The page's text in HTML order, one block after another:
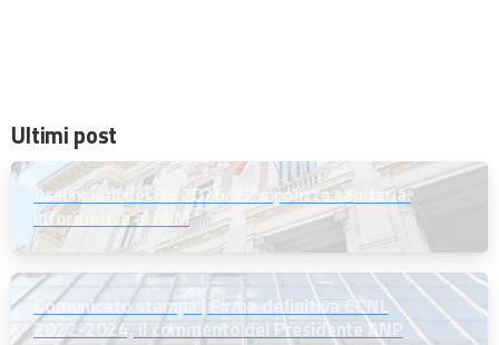
Ultimi post
Assunzioni dei DS 2026/27 e polizza sanitaria:
informativa al MIM
Comunicato stampa | Firma definitiva CCNL
2022-2024, il commento del Presidente ANP